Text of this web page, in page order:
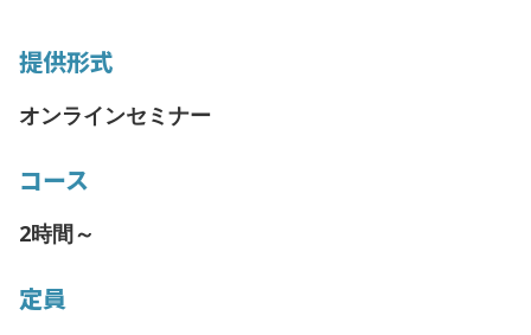
提供形式
オンラインセミナー
コース
2時間～
定員